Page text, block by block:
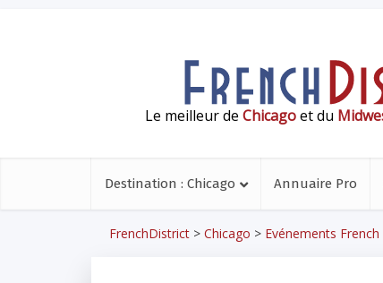
Le meilleur de Chicagoet du
Destination : Chicago Annuaire Pro
FrenchDistrict > Chicago > Evénements